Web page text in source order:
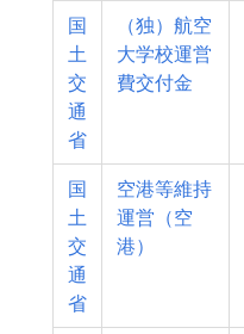
国
土
交
通
省
（独）航空
大学校運営
費交付金
国
土
交
通
省
空港等維持
運営（空
港）